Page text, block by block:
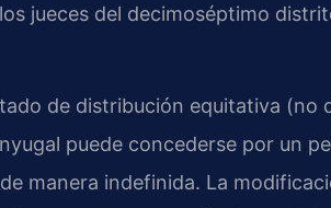
jueces del decimoséptimo
de distribución equitativa (no
puede concederse por un
manera indefinida. La